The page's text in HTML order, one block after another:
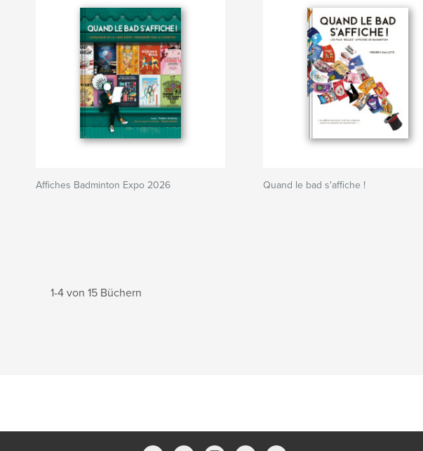
Affiches Badminton Expo 2026 Quand le bad s'affiche !
1-4 von 15 Büchern